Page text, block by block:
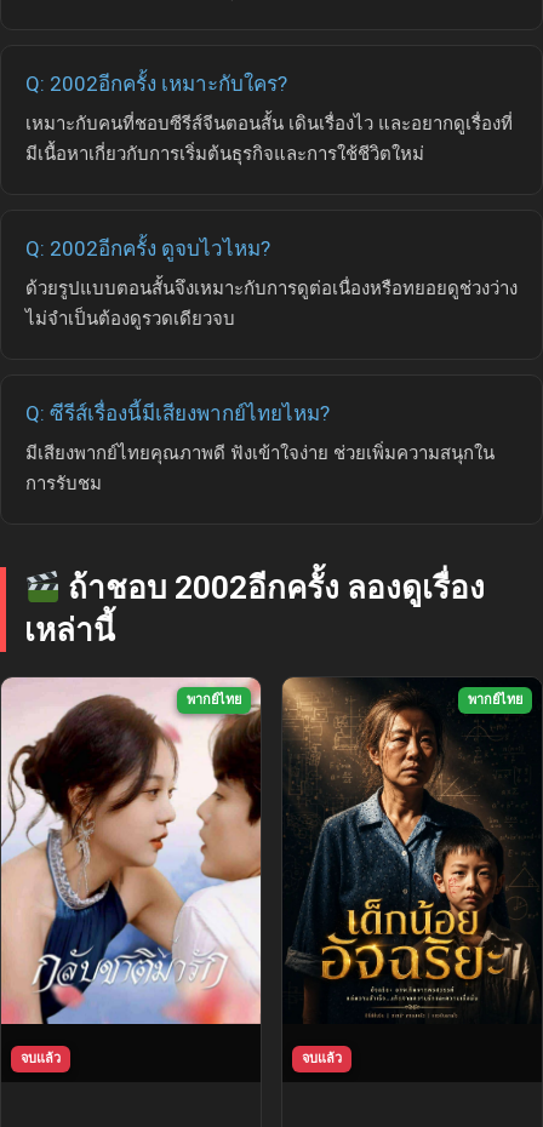
Q: 2002อีกครั้ง เหมาะกับใคร?
เหมาะกับคนที่ชอบซีรีส์จีนตอนสั้น เดินเรื่องไว และอยากดูเรื่องที่
มีเนื้อหาเกี่ยวกับการเริ่มต้นธุรกิจและการใช้ชีวิตใหม่
Q: 2002อีกครั้ง ดูจบไวไหม?
ด้วยรูปแบบตอนสั้นจึงเหมาะกับการดูต่อเนื่องหรือทยอยดูช่วงว่าง
ไม่จำเป็นต้องดูรวดเดียวจบ
Q: ซีรีส์เรื่องนี้มีเสียงพากย์ไทยไหม?
มีเสียงพากย์ไทยคุณภาพดี ฟังเข้าใจง่าย ช่วยเพิ่มความสนุกใน
การรับชม
ถ้าชอบ 2002อีกครั้ง ลองดูเรื่อง
เหล่านี้
พากย์ไทย
จบแล้ว
พากย์ไทย
จบแล้ว